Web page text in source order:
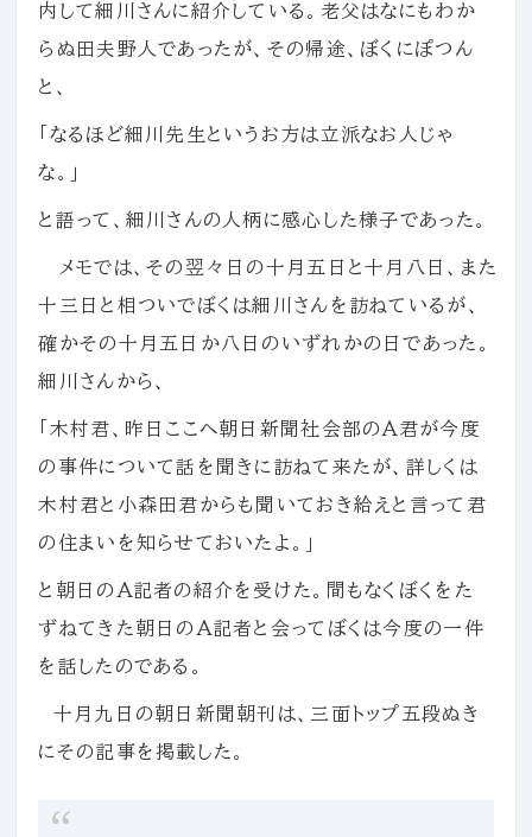
内して細川さんに紹介している。老父はなにもわか
らぬ田夫野人であったが、その帰途、ぼくにぽつん
と、
「なるほど細川先生というお方は立派なお人じゃ
な。」
と語って、細川さんの人柄に感心した様子であった。
メモでは、その翌々日の十月五日と十月八日、また
十三日と相ついでぼくは細川さんを訪ねているが、
確かその十月五日か八日のいずれかの日であった。
細川さんから、
「木村君、昨日ここへ朝日新聞社会部のA君が今度
の事件について話を聞きに訪ねて来たが、詳しくは
木村君と小森田君からも聞いておき給えと言って君
の住まいを知らせておいたよ。」
と朝日のA記者の紹介を受けた。間もなくぼくをた
ずねてきた朝日のA記者と会ってぼくは今度の一件
を話したのである。
十月九日の朝日新聞朝刊は、三面トップ五段ぬき
にその記事を掲載した。